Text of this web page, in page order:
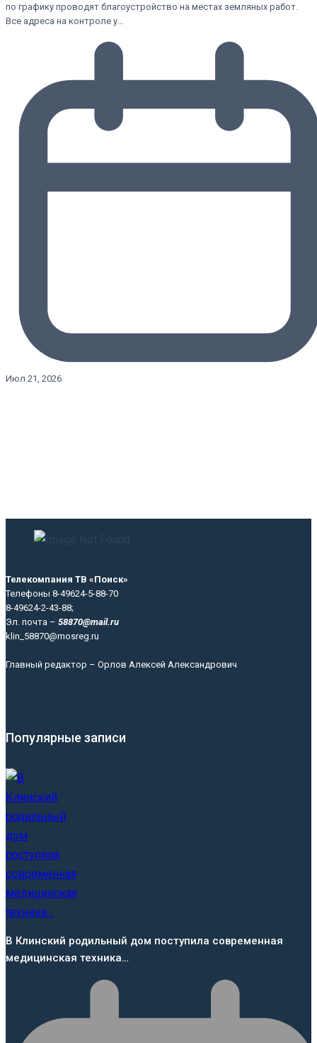
по графику проводят благоустройство на местах земляных работ.
Все адреса на контроле у…
Июл 21, 2026
Телекомпания ТВ «Поиск»
Телефоны 8-49624-5-88-70
8-49624-2-43-88;
Эл. почта – 58870@mail.ru
klin_58870@mosreg.ru
Главный редактор – Орлов Алексей Александрович
Популярные записи
В Клинский родильный дом поступила современная
медицинская техника…